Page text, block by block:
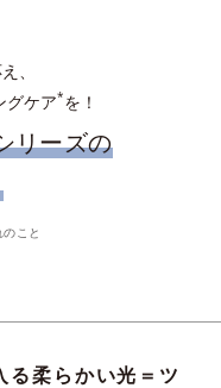
とり、顔全体にやさしく
、
グケア*を！
リーズの
こと
柔らかい光＝ツ